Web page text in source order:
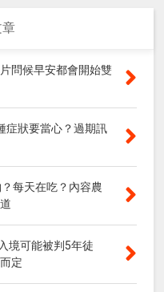
問候早安都會開始雙
症狀要當心？過期訊
每天在吃？內容農
境可能被判5年徒
定